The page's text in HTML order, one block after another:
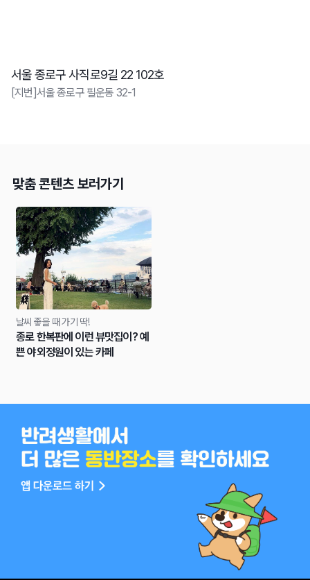
서울 종로구 사직로9길 22 102호
[지번]서울 종로구 필운동 32-1
맞춤 콘텐츠 보러가기
날씨 좋을 때 가기 딱!
종로 한복판에 이런 뷰맛집이? 예
쁜 야외정원이 있는 카페